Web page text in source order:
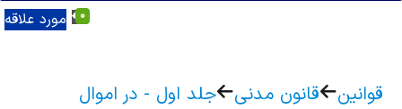
مورد علاقه 0
قوانین قانون مدنی
جلد اول - در اموال